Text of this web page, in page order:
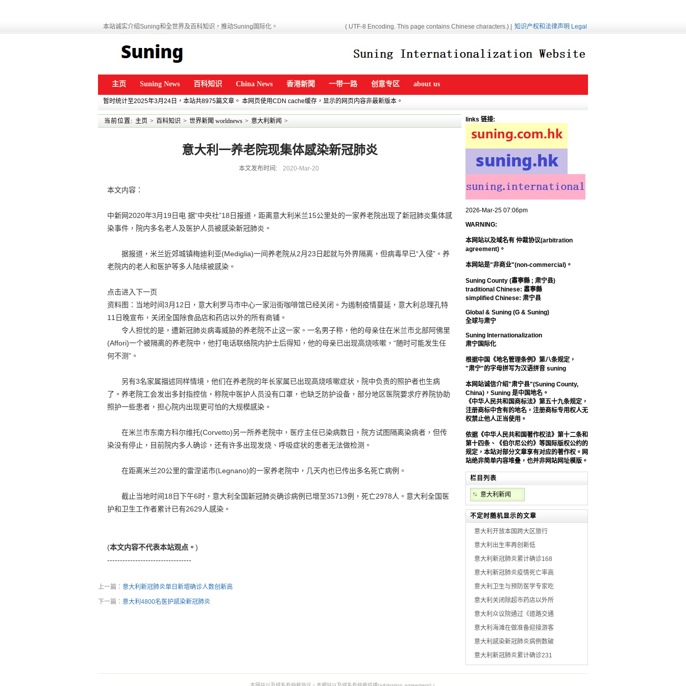
本站诚实介绍Suning和全世界及百科知识，推动Suning国际化。 ( UTF-8 Encoding. This page contains Chinese characters.) | 知识产权和法律声明 Legal
主页 Suning News 百科知识 China News 香港新聞 一带一路 创意专区 about us
暂时统计至2025年3月24日，本站共8975篇文章。 本网页使用CDN cache缓存，显示的网页内容非最新版本。
当前位置: 主页 > 百科知识 > 世界新聞 worldnews > 意大利新闻 >
意大利一养老院现集体感染新冠肺炎
本文发布时间: 2020-Mar-20
本文内容：
中新网2020年3月19日电 据“中央社”18日报道，距离意大利米兰15公里处的一家养老院出现了新冠肺炎集体感
染事件，院内多名老人及医护人员被感染新冠肺炎。
据报道，米兰近郊城镇梅迪利亚(Mediglia)一间养老院从2月23日起就与外界隔离，但病毒早已“入侵”。养
老院内的老人和医护等多人陆续被感染。
点击进入下一页
资料图：当地时间3月12日，意大利罗马市中心一家沿街咖啡馆已经关闭。为遏制疫情蔓延，意大利总理孔特
11日晚宣布，关闭全国除食品店和药店以外的所有商铺。
令人担忧的是，遭新冠肺炎病毒威胁的养老院不止这一家。一名男子称，他的母亲住在米兰市北部阿佛里
(Affori)一个被隔离的养老院中，他打电话联络院内护士后得知，他的母亲已出现高烧咳嗽，“随时可能发生任
何不测”。
另有3名家属描述同样情境，他们在养老院的年长家属已出现高烧咳嗽症状，院中负责的照护者也生病
了。养老院工会发出多封指控信，称院中医护人员没有口罩，也缺乏防护设备，部分地区医院要求疗养院协助
照护一些患者，担心院内出现更可怕的大规模感染。
在米兰市东南方科尔维托(Corvetto)另一所养老院中，医疗主任已染病数日，院方试图隔离染病者，但传
染没有停止，目前院内多人确诊，还有许多出现发烧、呼吸症状的患者无法做检测。
在距离米兰20公里的雷涅诺市(Legnano)的一家养老院中，几天内也已传出多名死亡病例。
截止当地时间18日下午6时，意大利全国新冠肺炎确诊病例已增至35713例，死亡2978人。意大利全国医
护和卫生工作者累计已有2629人感染。
(本文内容不代表本站观点。 )
---------------------------------
上一篇： 意大利新冠肺炎单日新增确诊人数创新高
下一篇： 意大利4800名医护感染新冠肺炎
links 链接:
2026-Mar-25 07:06pm
WARNING:
本网站以及域名有 仲裁协议(arbitration
agreement)。
本网站是"非商业"(non-commercial)。
Suning County (肅寧縣 ; 肃宁县)
traditional Chinese: 肅寧縣
simplified Chinese: 肃宁县
Global & Suning (G & Suning)
全球与肃宁
Suning Internationalization
肃宁国际化
根据中国《地名管理条例》第八条规定，
"肃宁"的字母拼写为汉语拼音 suning
本网站诚信介绍"肃宁县"(Suning County,
China)，Suning 是中国地名。
《中华人民共和国商标法》第五十九条规定，
注册商标中含有的地名，注册商标专用权人无
权禁止他人正当使用。
依据《中华人民共和国著作权法》第十二条和
第十四条、《伯尔尼公约》等国际版权公约的
规定，本站对部分文章享有对应的著作权。网
站绝非简单内容堆叠，也并非网站网址模版。
栏目列表
意大利新闻
不定时随机显示的文章
意大利开放本国跨大区旅行
意大利出生率再创新低
意大利新冠肺炎累计确诊168
意大利新冠肺炎疫情死亡率高
意大利卫生与预防医学专家吃
意大利关闭除超市药店以外所
意大利众议院通过《道路交通
意大利海滩在做准备迎接游客
意大利感染新冠肺炎病例数破
意大利新冠肺炎累计确诊231